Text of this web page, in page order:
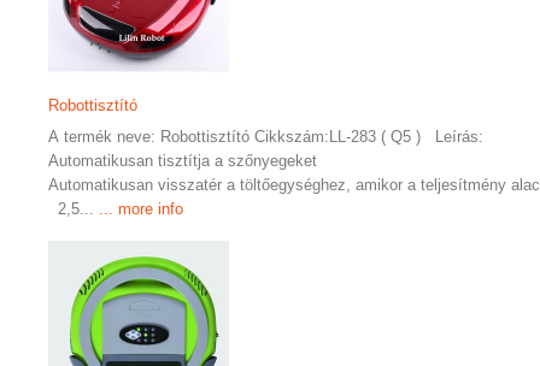
Robottisztító
A termék neve: Robottisztító Cikkszám:LL-283 ( Q5 ) Leírás:
Automatikusan tisztítja a szőnyegeket
Automatikusan visszatér a töltőegységhez, amikor a teljesítmény
2,5...
... more info